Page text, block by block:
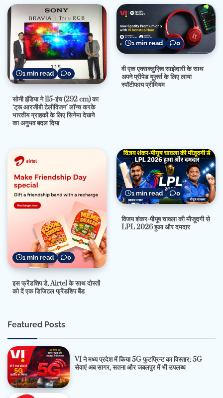
1 min read 0
सोनी इंडिया ने 115-इंच (292 cm) का
‘ट्रू आरजीबी टेलीविजन’ लॉन्च करके
भारतीय ग्राहकों के लिए सिनेमा देखने
का अनुभव बदल दिया
1 min read 0
वी एक एक्सक्लुज़िव साझेदारी के साथ
अपने प्रीपेड यूज़र्स के लिए लाया
स्पॉटीफाय प्रीमियम
1 min read 0
इस फ्रेंडशिप डे, Airtel के साथ दोस्तों
को दें एक डिजिटल फ्रेंडशिप बैंड
1 min read 0
विजय शंकर-पीयूष चावला की मौजूदगी से
LPL 2026 हुआ और दमदार
Featured Posts
VI ने मध्य प्रदेश में किया 5G फुटप्रिन्ट का विस्तार; 5G
सेवाएं अब सागर, सतना और जबलपुर में भी उपलब्ध